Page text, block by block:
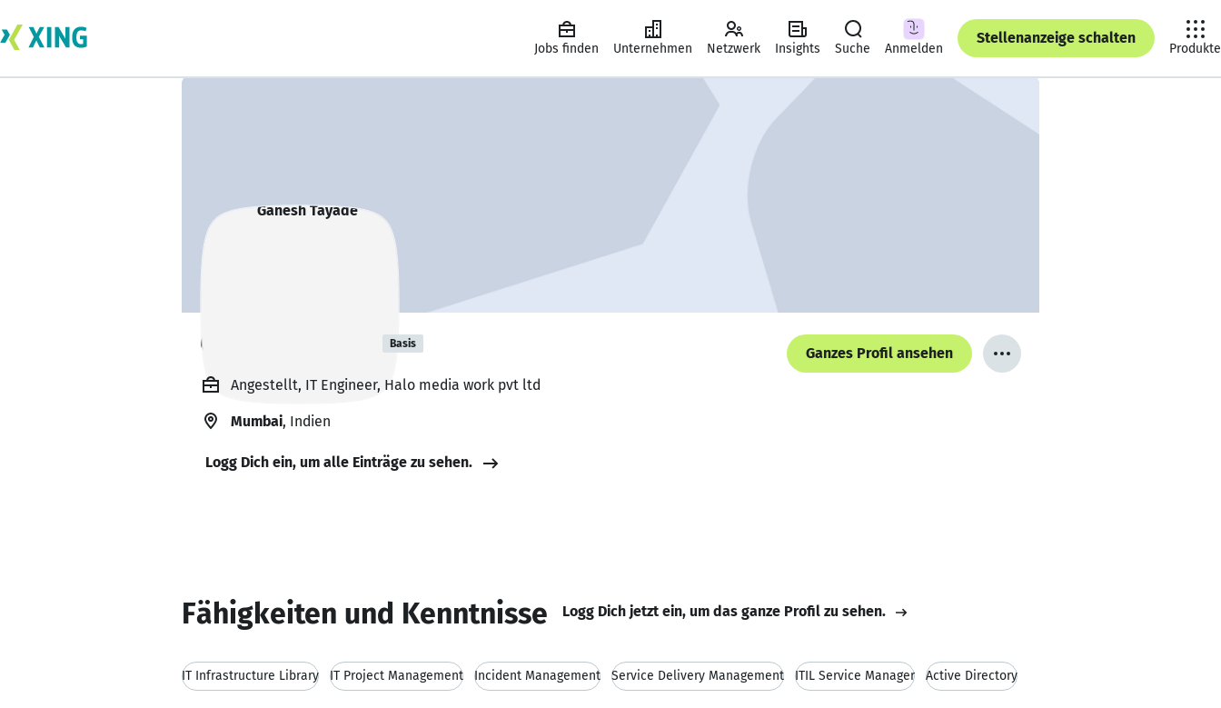
Jobs finden Unternehmen Netzwerk Insights Suche Anmelden
Stellenanzeige schalten
Produkte
Ganesh Tayade Basis
Ganzes Profil ansehen
Angestellt, IT Engineer, Halo media work pvt ltd
Mumbai, Indien
Logg Dich ein, um alle Einträge zu sehen.
Fähigkeiten und Kenntnisse Logg Dich jetzt ein, um das ganze Profil zu sehen.
IT Infrastructure Library IT Project Management Incident Management Service Delivery Management ITIL Service Manager Active Directory